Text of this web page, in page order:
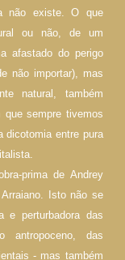
não existe. O que
ou não, de um
afastado do perigo
não importar), mas
natural, também
sempre tivemos
dicotomia entre pura
prima de Andrey
Isto não se
e perturbadora das
antropoceno, das
- mas também